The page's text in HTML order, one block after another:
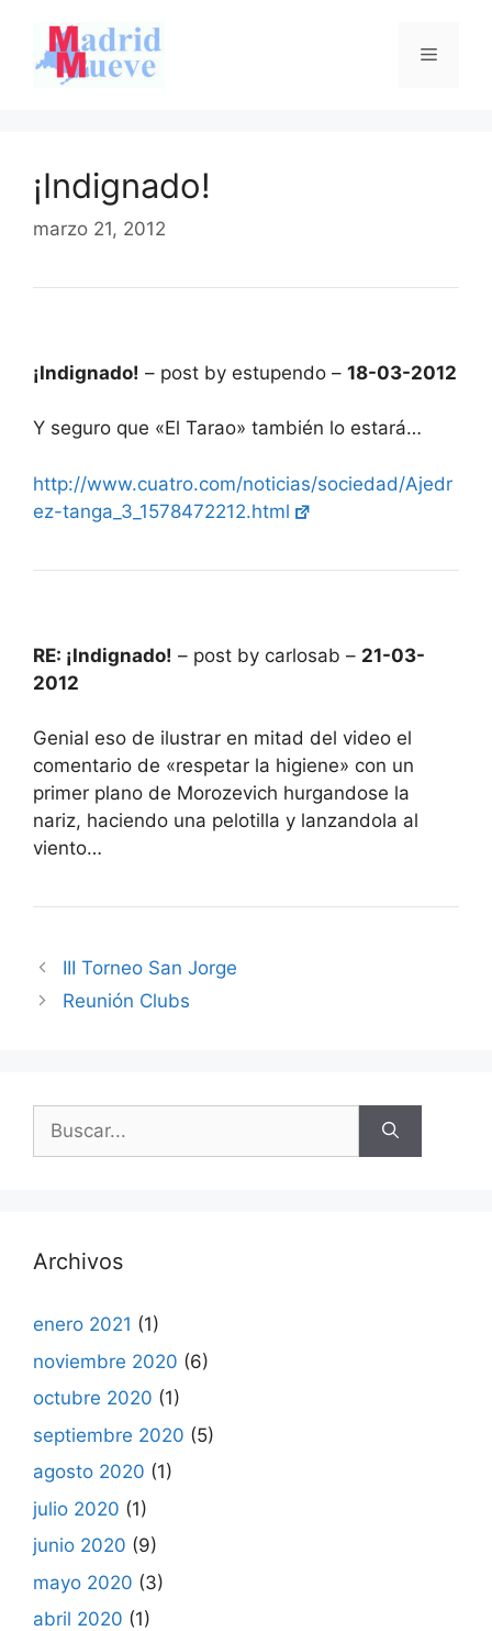
contenido
Menú
¡Indignado!
marzo 21, 2012
¡Indignado! – post by estupendo – 18-03-2012
Y seguro que «El Tarao» también lo estará…
http://www.cuatro.com/noticias/sociedad/Ajedr
ez-tanga_3_1578472212.html
RE: ¡Indignado! – post by carlosab – 21-03-
2012
Genial eso de ilustrar en mitad del video el
comentario de «respetar la higiene» con un
primer plano de Morozevich hurgandose la
nariz, haciendo una pelotilla y lanzandola al
viento…
III Torneo San Jorge
Reunión Clubs
Buscar:
Archivos
enero 2021 (1)
noviembre 2020 (6)
octubre 2020 (1)
septiembre 2020 (5)
agosto 2020 (1)
julio 2020 (1)
junio 2020 (9)
mayo 2020 (3)
abril 2020 (1)